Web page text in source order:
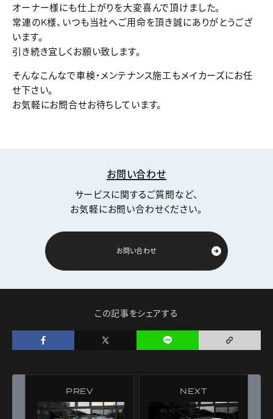
オーナー様にも仕上がりを大変喜んで頂けました。
常連のK様、いつも当社へご用命を頂き誠にありがとうござ
います。
引き続き宜しくお願い致します。
そんなこんなで車検・メンテナンス施工もメイカーズにお任
せ下さい。
お気軽にお問合せお待ちしています。
お問い合わせ
サービスに関するご質問など、
お気軽にお問い合わせください。
お問い合わせ
この記事をシェアする
PREV NEXT